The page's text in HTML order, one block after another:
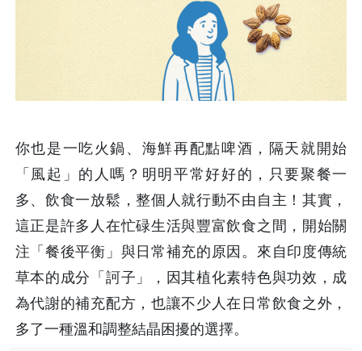
你也是一吃火鍋、海鮮再配點啤酒，隔天就開始
「風起」的人嗎？明明平常好好的，只要聚餐一
多、飲食一放鬆，整個人就行動不由自主！其實，
這正是許多人在忙碌生活與豐富飲食之間，開始關
注「餐後平衡」與日常補充的原因。來自印度傳統
草本的成分「訶子」，因其植化素特色與功效，成
為代謝的補充配方，也讓不少人在日常飲食之外，
多了一種溫和調整結晶困擾的選擇。